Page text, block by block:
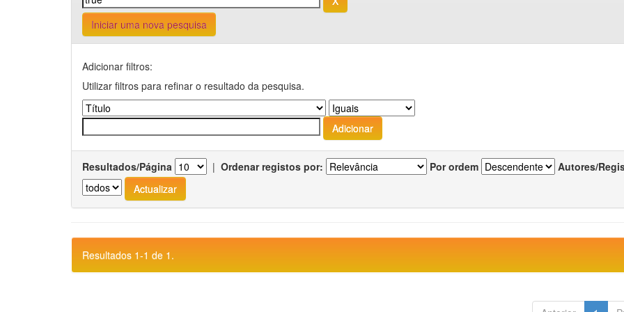
Iniciar uma nova pesquisa
Adicionar filtros:
Utilizar filtros para refinar o resultado da pesquisa.
Resultados/Página | Ordenar registos por: Por ordem Autores/
Resultados 1-1 de 1.